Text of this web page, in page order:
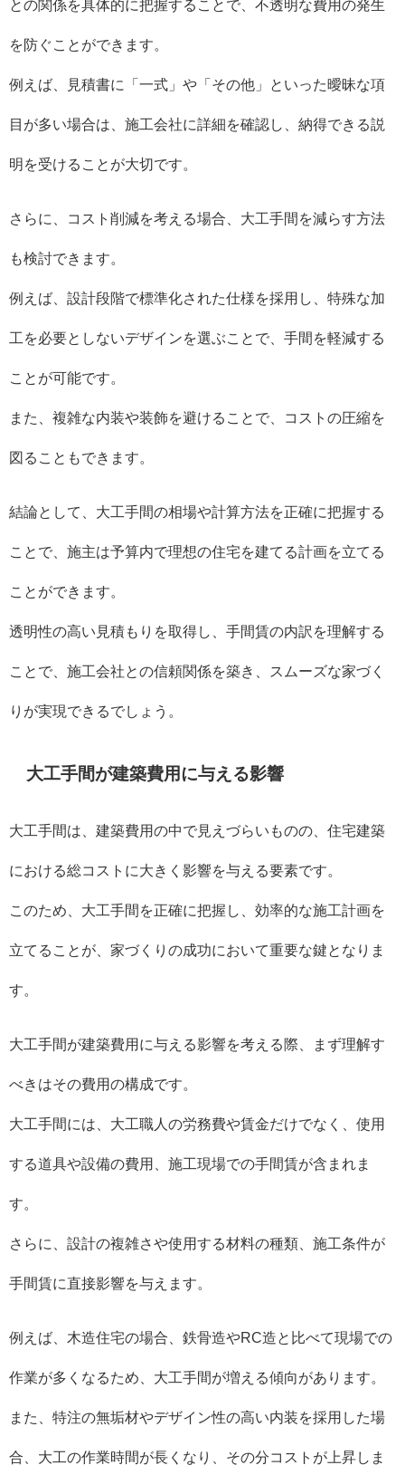
との関係を具体的に把握することで、不透明な費用の発生
を防ぐことができます。
例えば、見積書に「一式」や「その他」といった曖昧な項
目が多い場合は、施工会社に詳細を確認し、納得できる説
明を受けることが大切です。
さらに、コスト削減を考える場合、大工手間を減らす方法
も検討できます。
例えば、設計段階で標準化された仕様を採用し、特殊な加
工を必要としないデザインを選ぶことで、手間を軽減する
ことが可能です。
また、複雑な内装や装飾を避けることで、コストの圧縮を
図ることもできます。
結論として、大工手間の相場や計算方法を正確に把握する
ことで、施主は予算内で理想の住宅を建てる計画を立てる
ことができます。
透明性の高い見積もりを取得し、手間賃の内訳を理解する
ことで、施工会社との信頼関係を築き、スムーズな家づく
りが実現できるでしょう。
大工手間が建築費用に与える影響
大工手間は、建築費用の中で見えづらいものの、住宅建築
における総コストに大きく影響を与える要素です。
このため、大工手間を正確に把握し、効率的な施工計画を
立てることが、家づくりの成功において重要な鍵となりま
す。
大工手間が建築費用に与える影響を考える際、まず理解す
べきはその費用の構成です。
大工手間には、大工職人の労務費や賃金だけでなく、使用
する道具や設備の費用、施工現場での手間賃が含まれま
す。
さらに、設計の複雑さや使用する材料の種類、施工条件が
手間賃に直接影響を与えます。
例えば、木造住宅の場合、鉄骨造やRC造と比べて現場での
作業が多くなるため、大工手間が増える傾向があります。
また、特注の無垢材やデザイン性の高い内装を採用した場
合、大工の作業時間が長くなり、その分コストが上昇しま